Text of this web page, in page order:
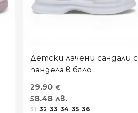
Детски лачени сандали с
пандела в бяло
29.90 €
58.48 лв.
31 32 33 34 35 36